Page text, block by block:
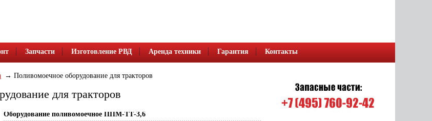
Запчасти Изготовление РВД Аренда техники Гарантия Контакты
Поливомоечное оборудование для тракторов
для тракторов
Оборудование поливомоечное ППМ-ТТ-3,6